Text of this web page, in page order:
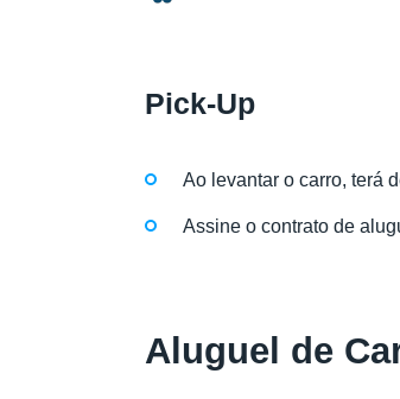
Pick-Up
Ao levantar o carro, terá
Assine o contrato de
Aluguel de